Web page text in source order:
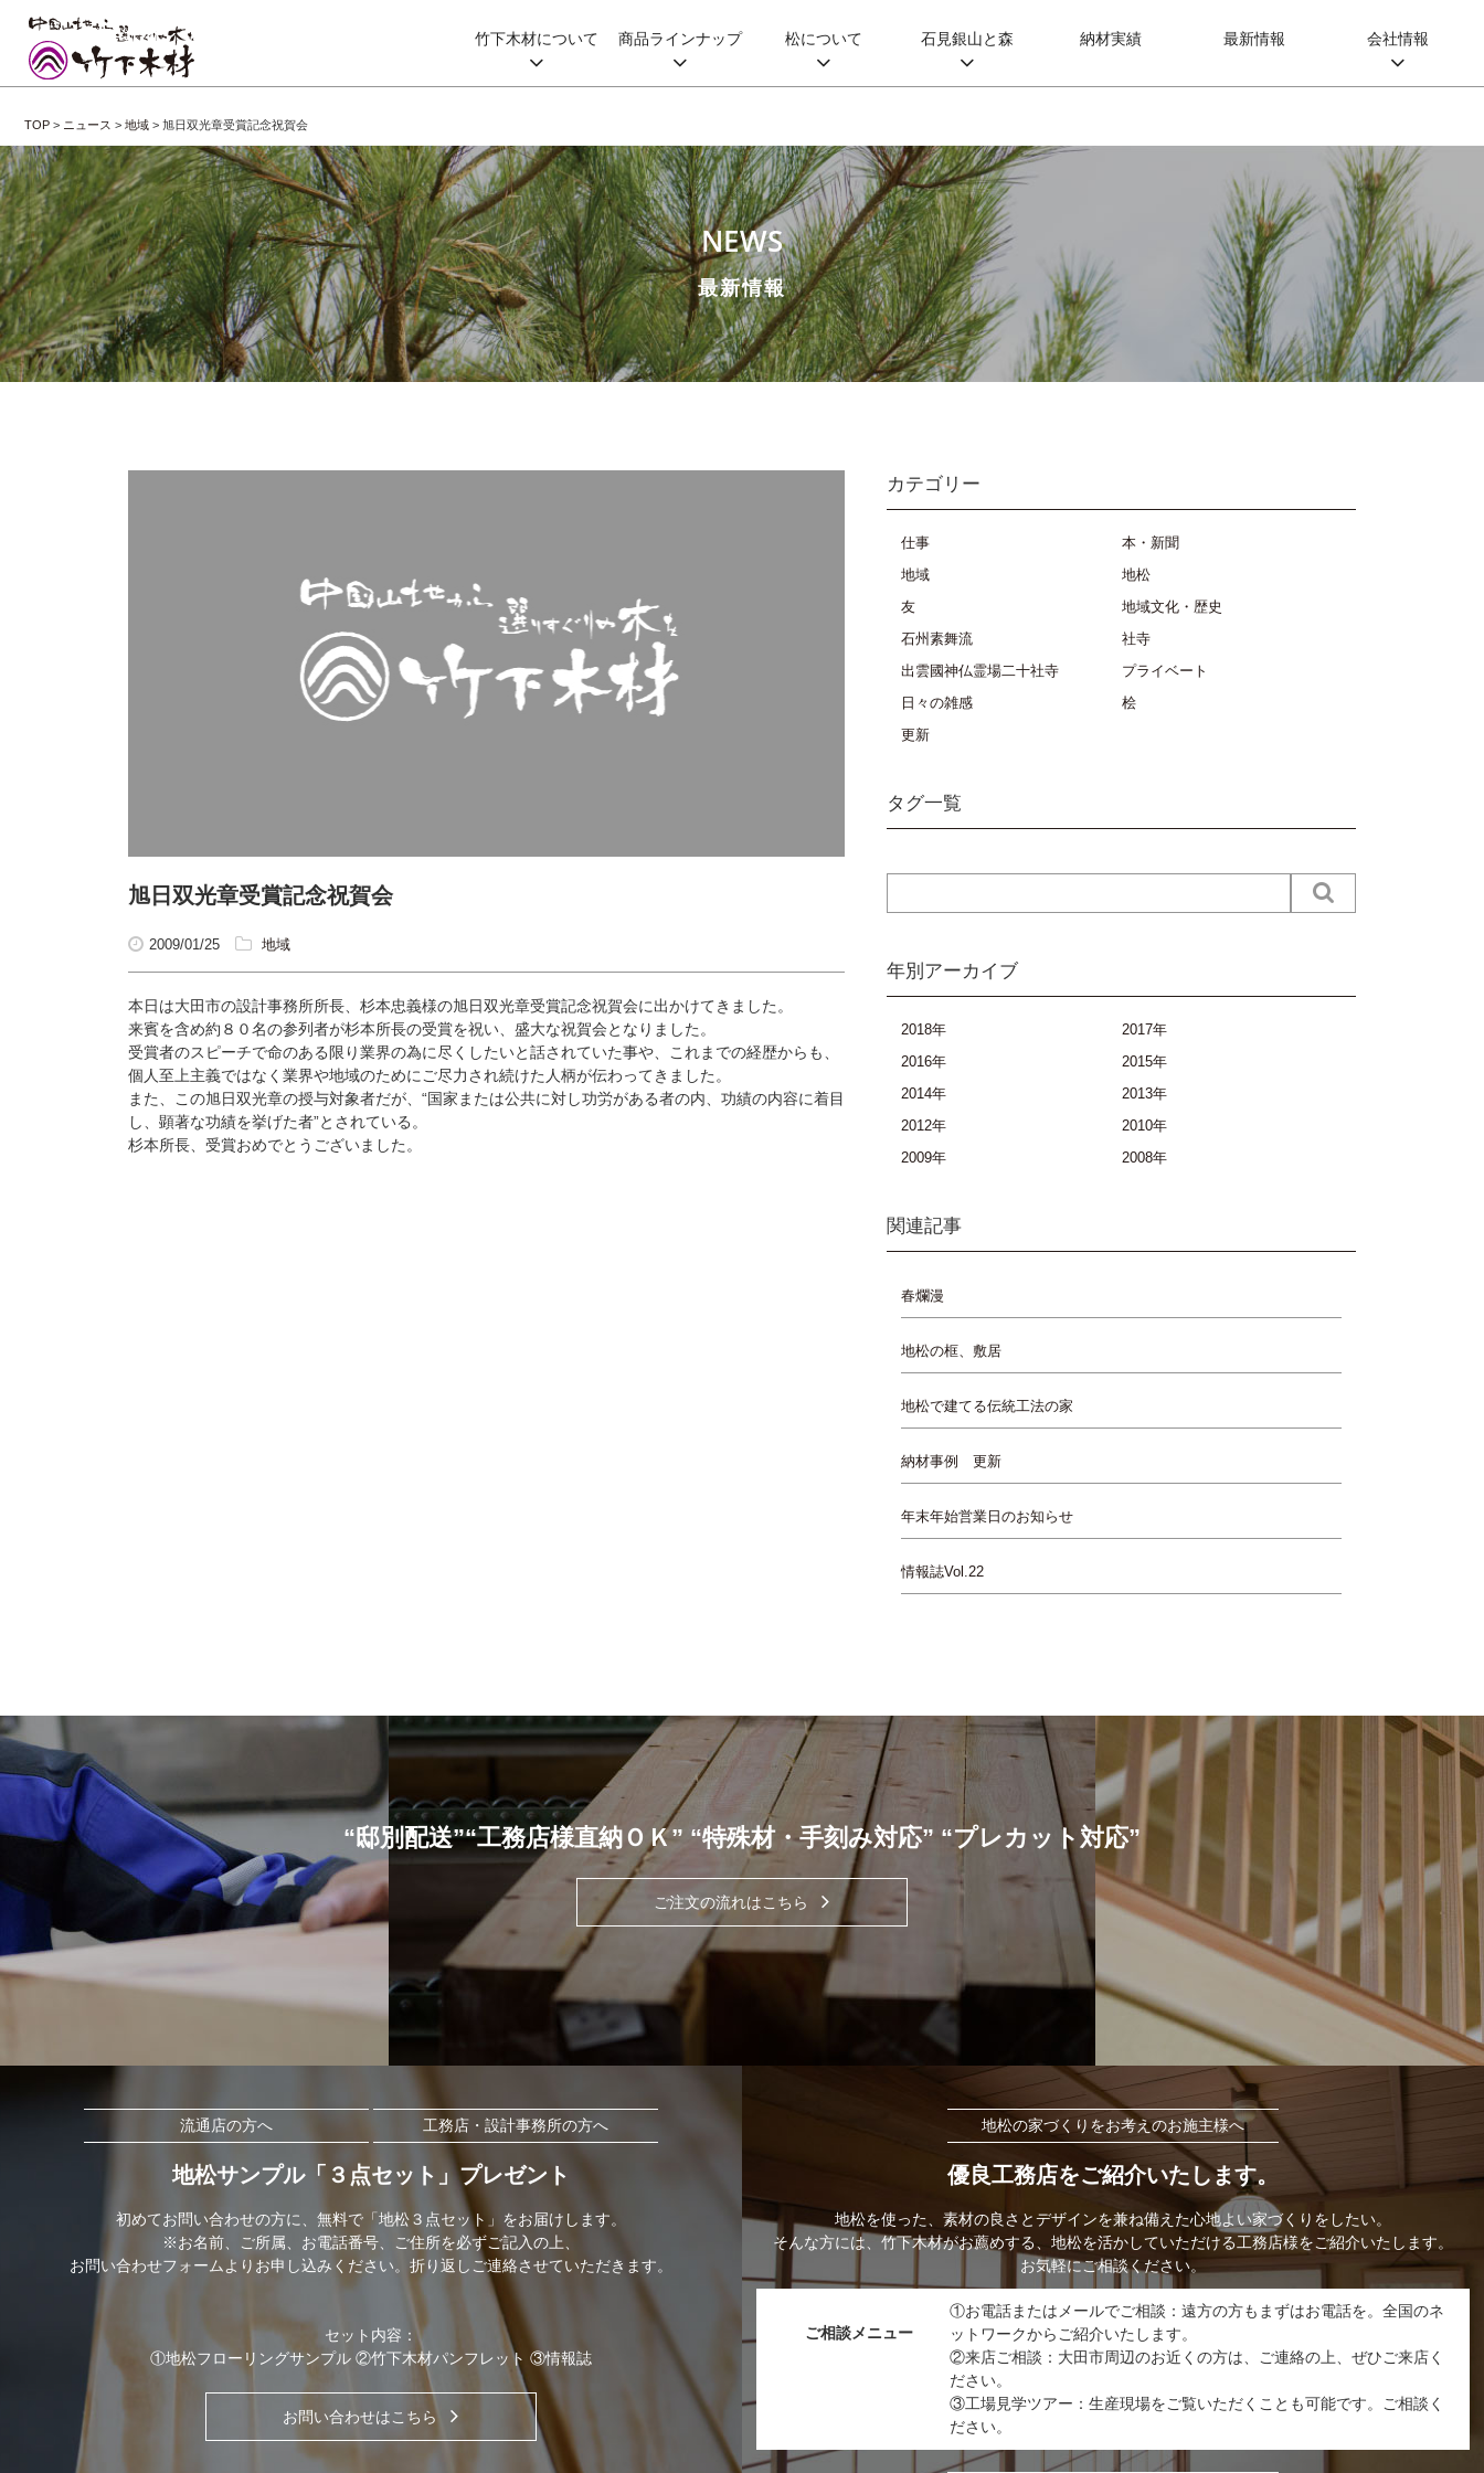
竹下木材について 商品ラインナップ 松について 石見銀山と森 納材実績 最新情報 会社情報
TOP > ニュース > 地域 > 旭日双光章受賞記念祝賀会
NEWS
最新情報
旭日双光章受賞記念祝賀会
2009/01/25 地域
本日は大田市の設計事務所所長、杉本忠義様の旭日双光章受賞記念祝賀会に出かけてきました。
来賓を含め約８０名の参列者が杉本所長の受賞を祝い、盛大な祝賀会となりました。
受賞者のスピーチで命のある限り業界の為に尽くしたいと話されていた事や、これまでの経歴からも、
個人至上主義ではなく業界や地域のためにご尽力され続けた人柄が伝わってきました。
また、この旭日双光章の授与対象者だが、“国家または公共に対し功労がある者の内、功績の内容に着目
し、顕著な功績を挙げた者”とされている。
杉本所長、受賞おめでとうございました。
カテゴリー
仕事
本・新聞
地域
地松
友
地域文化・歴史
石州素舞流
社寺
出雲國神仏霊場二十社寺
プライベート
日々の雑感
桧
更新
タグ一覧
年別アーカイブ
2018年
2017年
2016年
2015年
2014年
2013年
2012年
2010年
2009年
2008年
関連記事
春爛漫
地松の框、敷居
地松で建てる伝統工法の家
納材事例 更新
年末年始営業日のお知らせ
情報誌Vol.22
“邸別配送”“工務店様直納ＯＫ” “特殊材・手刻み対応” “プレカット対応”
ご注文の流れはこちら
流通店の方へ 工務店・設計事務所の方へ
地松サンプル「３点セット」プレゼント
初めてお問い合わせの方に、無料で「地松３点セット」をお届けします。
※お名前、ご所属、お電話番号、ご住所を必ずご記入の上、
お問い合わせフォームよりお申し込みください。折り返しご連絡させていただきます。
セット内容：
①地松フローリングサンプル ②竹下木材パンフレット ③情報誌
お問い合わせはこちら
地松の家づくりをお考えのお施主様へ
優良工務店をご紹介いたします。
地松を使った、素材の良さとデザインを兼ね備えた心地よい家づくりをしたい。
そんな方には、竹下木材がお薦めする、地松を活かしていただける工務店様をご紹介いたします。
お気軽にご相談ください。
ご相談メニュー
①お電話またはメールでご相談：遠方の方もまずはお電話を。全国のネ
ットワークからご紹介いたします。
②来店ご相談：大田市周辺のお近くの方は、ご連絡の上、ぜひご来店く
ださい。
③工場見学ツアー：生産現場をご覧いただくことも可能です。ご相談く
ださい。